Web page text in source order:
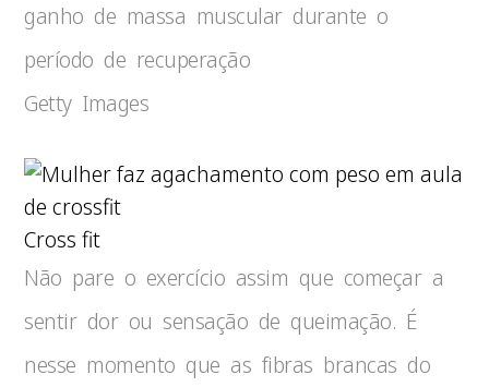
ganho de massa muscular durante o
período de recuperação
Getty Images
Cross fit
Não pare o exercício assim que começar a
sentir dor ou sensação de queimação. É
nesse momento que as fibras brancas do